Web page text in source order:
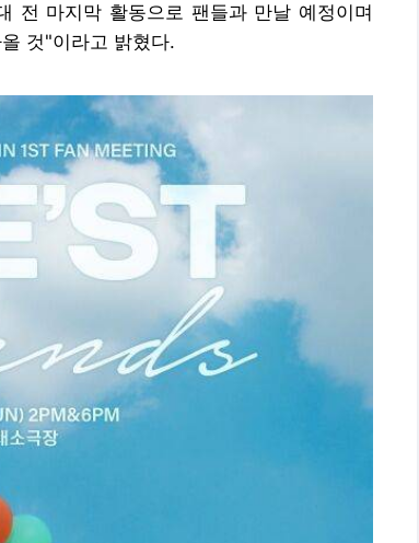
전 마지막 활동으로 팬들과 만날 예정이며
것"이라고 밝혔다.